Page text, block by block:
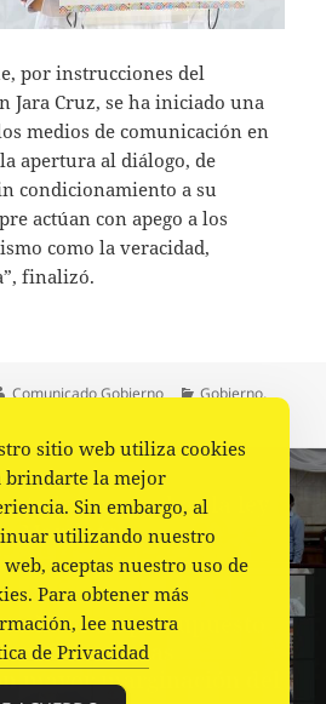
por instrucciones del
Jara Cruz, se ha iniciado una
medios de comunicación en
apertura al diálogo, de
condicionamiento a su
actúan con apego a los
como la veracidad,
finalizó.
Autor
Comunicado Gobierno Categorías
Gobierno,
en aprobar la ley
Mandato
local un presupuesto
a las
mayor marginación del
sitio web utiliza cookies
brindarte la mejor
Sin embargo, al
utilizando nuestro
aceptas nuestro uso de
Para obtener más
lee nuestra
de Privacidad